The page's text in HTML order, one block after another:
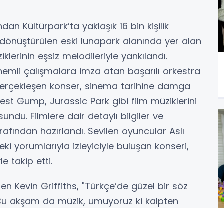
Kültürpark’ta yaklaşık 16 bin kişilik
eski lunapark alanında yer alan
eşsiz melodileriyle yankılandı.
çalışmalara imza atan başarılı orkestra
konser, sinema tarihine damga
Gump, Jurassic Park gibi film müziklerini
Filmlere dair detaylı bilgiler ve
hazırlandı. Sevilen oyuncular Aslı
yorumlarıyla izleyiciyle buluşan konseri,
takip etti.
Kevin Griffiths, "Türkçe’de güzel bir söz
akşam da müzik, umuyoruz ki kalpten